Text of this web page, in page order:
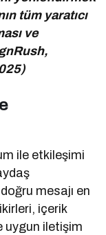
tüm yaratıcı
ve
ile etkileşimi
mesajı en
içerik
uygun iletişim